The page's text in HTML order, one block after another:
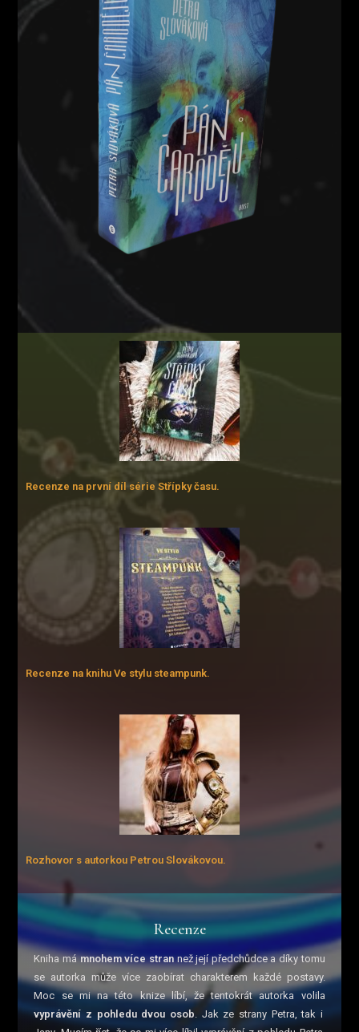
Recenze na první díl série Střípky času.
Recenze na knihu Ve stylu steampunk.
Rozhovor s autorkou Petrou Slovákovou.
Recenze
Kniha mámnohem více strannež její předchůdce a díky tomu
se autorka může více zaobírat charakterem každé postavy.
Moc se mi na této knize líbí, že tentokrát autorka volila
vyprávění z pohledu dvou osob. Jak ze strany Petra, tak i